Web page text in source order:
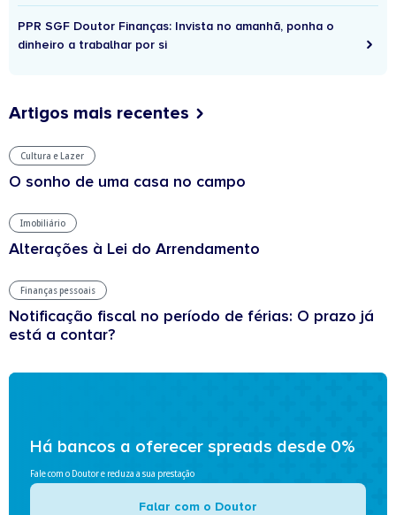
PPR SGF Doutor Finanças: Invista no amanhã, ponha o
dinheiro a trabalhar por si
Artigos mais recentes
Cultura e Lazer
O sonho de uma casa no campo
Imobiliário
Alterações à Lei do Arrendamento
Finanças pessoais
Notificação fiscal no período de férias: O prazo já
está a contar?
Há bancos a oferecer spreads desde 0%
Fale com o Doutor e reduza a sua prestação
Falar com o Doutor